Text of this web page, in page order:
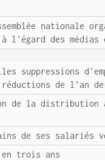
nationale
à l'égard des
suppressions
réductions de l'an
de la distribution
de ses salariés
en trois ans